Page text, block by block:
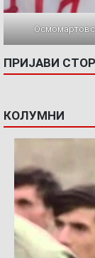
ПРИЈАВИ
КОЛУМНИ